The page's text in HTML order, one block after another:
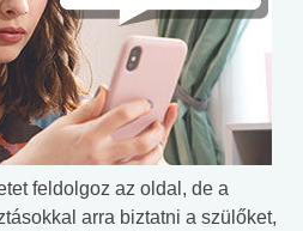
feldolgoz az oldal, de a
arra biztatni a szülőket,